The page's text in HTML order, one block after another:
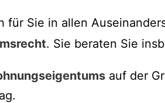
für Sie in allen
. Sie beraten Sie
auf der